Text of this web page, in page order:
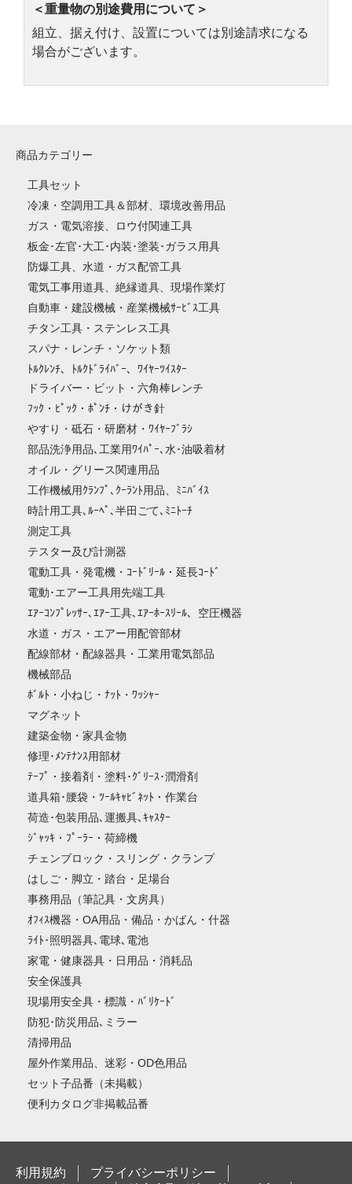
＜重量物の別途費用について＞
組立、据え付け、設置については別途請求になる
場合がございます。
商品カテゴリー
工具セット
冷凍・空調用工具＆部材、環境改善用品
ガス・電気溶接、ロウ付関連工具
板金･左官･大工･内装･塗装･ガラス用具
防爆工具、水道・ガス配管工具
電気工事用道具、絶縁道具、現場作業灯
自動車・建設機械・産業機械ｻｰﾋﾞｽ工具
チタン工具・ステンレス工具
スパナ・レンチ・ソケット類
ﾄﾙｸﾚﾝﾁ、ﾄﾙｸﾄﾞﾗｲﾊﾞｰ、ﾜｲﾔｰﾂｲｽﾀｰ
ドライバー・ビット・六角棒レンチ
ﾌｯｸ・ﾋﾟｯｸ・ﾎﾟﾝﾁ・けがき針
やすり・砥石・研磨材・ﾜｲﾔｰﾌﾞﾗｼ
部品洗浄用品､工業用ﾜｲﾊﾟｰ､水･油吸着材
オイル・グリース関連用品
工作機械用ｸﾗﾝﾌﾟ､ｸｰﾗﾝﾄ用品、ﾐﾆﾊﾞｲｽ
時計用工具､ﾙｰﾍﾟ､半田ごて､ﾐﾆﾄｰﾁ
測定工具
テスター及び計測器
電動工具・発電機・ｺｰﾄﾞﾘｰﾙ・延長ｺｰﾄﾞ
電動･エアー工具用先端工具
ｴｱｰｺﾝﾌﾟﾚｯｻｰ､ｴｱｰ工具､ｴｱｰﾎｰｽﾘｰﾙ、空圧機器
水道・ガス・エアー用配管部材
配線部材・配線器具・工業用電気部品
機械部品
ﾎﾞﾙﾄ・小ねじ・ﾅｯﾄ・ﾜｯｼｬｰ
マグネット
建築金物・家具金物
修理･ﾒﾝﾃﾅﾝｽ用部材
ﾃｰﾌﾟ・接着剤・塗料･ｸﾞﾘｰｽ･潤滑剤
道具箱･腰袋・ﾂｰﾙｷｬﾋﾞﾈｯﾄ・作業台
荷造･包装用品､運搬具､ｷｬｽﾀｰ
ｼﾞｬｯｷ・ﾌﾟｰﾗｰ・荷締機
チェンブロック・スリング・クランプ
はしご・脚立・踏台・足場台
事務用品（筆記具・文房具）
ｵﾌｨｽ機器・OA用品・備品・かばん・什器
ﾗｲﾄ･照明器具､電球､電池
家電・健康器具・日用品・消耗品
安全保護具
現場用安全具・標識・ﾊﾞﾘｹｰﾄﾞ
防犯･防災用品､ミラー
清掃用品
屋外作業用品、迷彩・OD色用品
セット子品番（未掲載）
便利カタログ非掲載品番
利用規約
プライバシーポリシー